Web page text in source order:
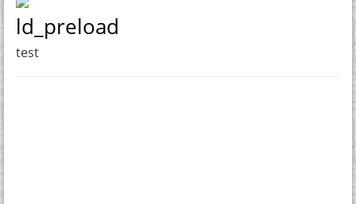
ld_preload
test